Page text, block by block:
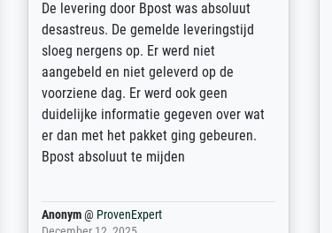
Sehr gute Qualität des Leinwanddrucks
und des Rahmens! Unser Bild wurde
sehr sorgfältig und sicher verpackt, so
dass es unbeschadet bei uns ankam. Es
wird nicht unser letzter Meisterdruck
sein. Vielen Dank!
Reinhold,@ProvenExpert